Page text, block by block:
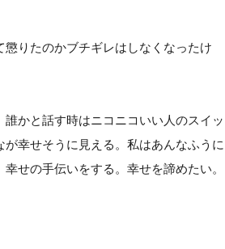
りたのかブチギレはしなくなったけ
かと話す時はニコニコいい人のスイッ
幸せそうに見える。私はあんなふうに
せの手伝いをする。幸せを諦めたい。